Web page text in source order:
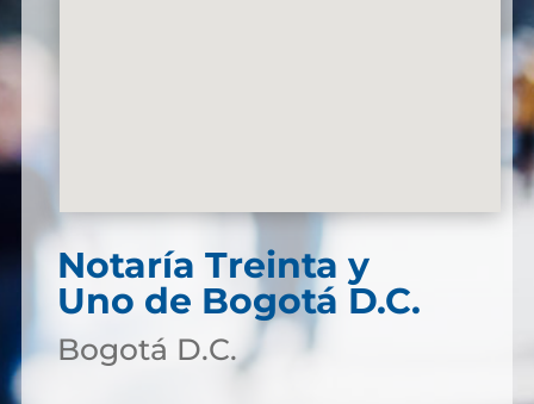
Notaría Treinta y
Uno de Bogotá D.C.
Bogotá D.C.